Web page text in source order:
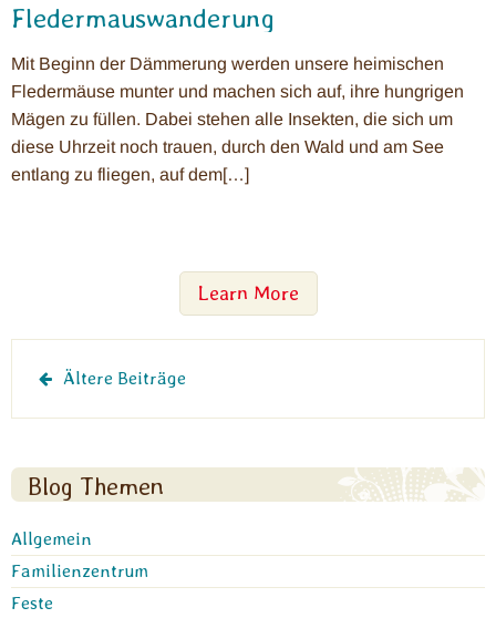
Fledermauswanderung
Mit Beginn der Dämmerung werden unsere heimischen
Fledermäuse munter und machen sich auf, ihre hungrigen
Mägen zu füllen. Dabei stehen alle Insekten, die sich um
diese Uhrzeit noch trauen, durch den Wald und am See
entlang zu fliegen, auf dem[…]
Learn More
Beitragsnavigation
Ältere Beiträge
Blog Themen
Allgemein
Familienzentrum
Feste